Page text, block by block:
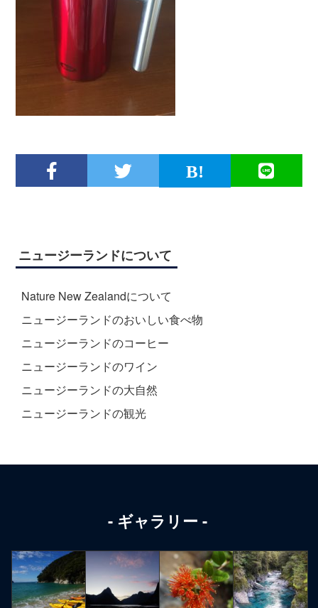
ニュージーランドについて
Nature New Zealandについて
ニュージーランドのおいしい食べ物
ニュージーランドのコーヒー
ニュージーランドのワイン
ニュージーランドの大自然
ニュージーランドの観光
ギャラリー